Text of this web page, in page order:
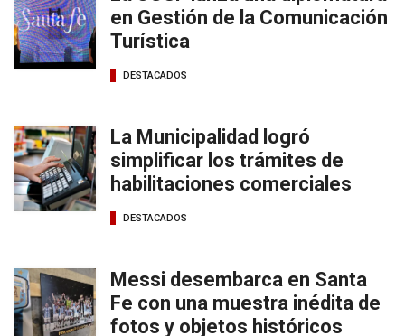
en Gestión de la Comunicación
Turística
DESTACADOS
La Municipalidad logró
simplificar los trámites de
habilitaciones comerciales
DESTACADOS
Messi desembarca en Santa
Fe con una muestra inédita de
fotos y objetos históricos